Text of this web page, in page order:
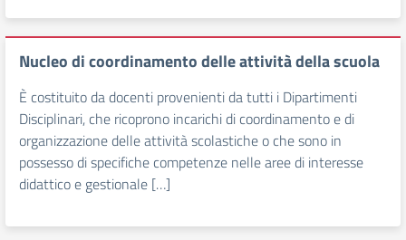
Nucleo di coordinamento delle attività della scuola
È costituito da docenti provenienti da tutti i Dipartimenti
Disciplinari, che ricoprono incarichi di coordinamento e di
organizzazione delle attività scolastiche o che sono in
possesso di specifiche competenze nelle aree di interesse
didattico e gestionale […]